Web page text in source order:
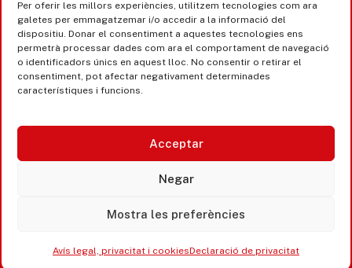
Per oferir les millors experiències, utilitzem tecnologies com ara
galetes per emmagatzemar i/o accedir a la informació del
dispositiu. Donar el consentiment a aquestes tecnologies ens
permetrà processar dades com ara el comportament de navegació
o identificadors únics en aquest lloc. No consentir o retirar el
consentiment, pot afectar negativament determinades
característiques i funcions.
Acceptar
Negar
Mostra les preferències
Avís legal, privacitat i cookiesDeclaració de privacitat
Castell d’Aro · Platja d’Aro · S’Agaró
365 www.platjadaro